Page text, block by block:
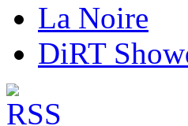
La Noire
DiRT